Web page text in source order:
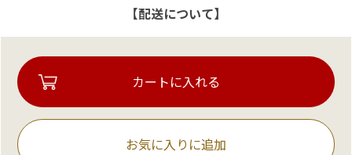
【配送について】
お気に入りに追加